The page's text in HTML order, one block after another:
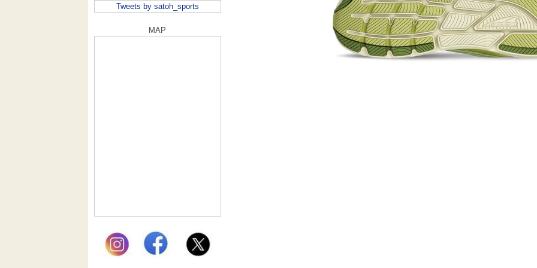
Tweets by satoh_sports
MAP